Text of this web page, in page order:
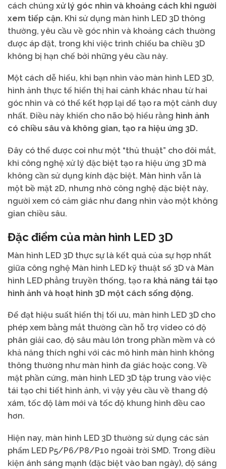
cách chúng xử lý góc nhìn và khoảng cách khi người
xem tiếp cận. Khi sử dụng màn hình LED 3D thông
thường, yêu cầu về góc nhìn và khoảng cách thường
được áp đặt, trong khi việc trình chiếu ba chiều 3D
không bị hạn chế bởi những yêu cầu này.
Một cách dễ hiểu, khi bạn nhìn vào màn hình LED 3D,
hình ảnh thực tế hiển thị hai cảnh khác nhau từ hai
góc nhìn và có thể kết hợp lại để tạo ra một cảnh duy
nhất. Điều này khiến cho não bộ hiểu rằng hình ảnh
có chiều sâu và không gian, tạo ra hiệu ứng 3D.
Đây có thể được coi như một “thủ thuật” cho đôi mắt,
khi công nghệ xử lý đặc biệt tạo ra hiệu ứng 3D mà
không cần sử dụng kính đặc biệt. Màn hình vẫn là
một bề mặt 2D, nhưng nhờ công nghệ đặc biệt này,
người xem có cảm giác như đang nhìn vào một không
gian chiều sâu.
Đặc điểm của màn hình LED 3D
Màn hình LED 3D thực sự là kết quả của sự hợp nhất
giữa công nghệ Màn hình LED kỹ thuật số 3D và Màn
hình LED phẳng truyền thống, tạo ra khả năng tái tạo
hình ảnh và hoạt hình 3D một cách sống động.
Để đạt hiệu suất hiển thị tối ưu, màn hình LED 3D cho
phép xem bằng mắt thường cần hỗ trợ video có độ
phân giải cao, độ sâu màu lớn trong phần mềm và có
khả năng thích nghi với các mô hình màn hình không
thông thường như màn hình đa giác hoặc cong. Về
mặt phần cứng, màn hình LED 3D tập trung vào việc
tái tạo chi tiết hình ảnh, vì vậy yêu cầu về thang độ
xám, tốc độ làm mới và tốc độ khung hình đều cao
hơn.
Hiện nay, màn hình LED 3D thường sử dụng các sản
phẩm LED P5/P6/P8/P10 ngoài trời SMD. Trong điều
kiện ánh sáng mạnh (đặc biệt vào ban ngày), độ sáng